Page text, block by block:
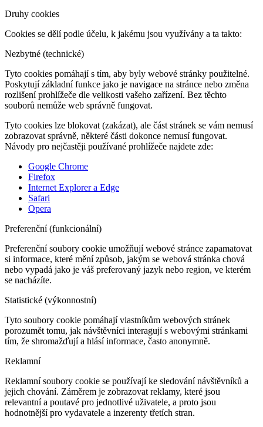
Druhy cookies
Cookies se dělí podle účelu, k jakému jsou využívány a ta takto:
Nezbytné (technické)
Tyto cookies pomáhají s tím, aby byly webové stránky použitelné.
Poskytují základní funkce jako je navigace na stránce nebo změna
rozlišení prohlížeče dle velikosti vašeho zařízení. Bez těchto
souborů nemůže web správně fungovat.
Tyto cookies lze blokovat (zakázat), ale část stránek se vám nemusí
zobrazovat správně, některé části dokonce nemusí fungovat.
Návody pro nejčastěji používané prohlížeče najdete zde:
Google Chrome
Firefox
Internet Explorer a Edge
Safari
Opera
Preferenční (funkcionální)
Preferenční soubory cookie umožňují webové stránce zapamatovat
si informace, které mění způsob, jakým se webová stránka chová
nebo vypadá jako je váš preferovaný jazyk nebo region, ve kterém
se nacházíte.
Statistické (výkonnostní)
Tyto soubory cookie pomáhají vlastníkům webových stránek
porozumět tomu, jak návštěvníci interagují s webovými stránkami
tím, že shromažďují a hlásí informace, často anonymně.
Reklamní
Reklamní soubory cookie se používají ke sledování návštěvníků a
jejich chování. Záměrem je zobrazovat reklamy, které jsou
relevantní a poutavé pro jednotlivé uživatele, a proto jsou
hodnotnější pro vydavatele a inzerenty třetích stran.